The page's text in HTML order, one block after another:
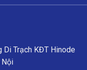
Di Trạch KĐT Hinode
Nội